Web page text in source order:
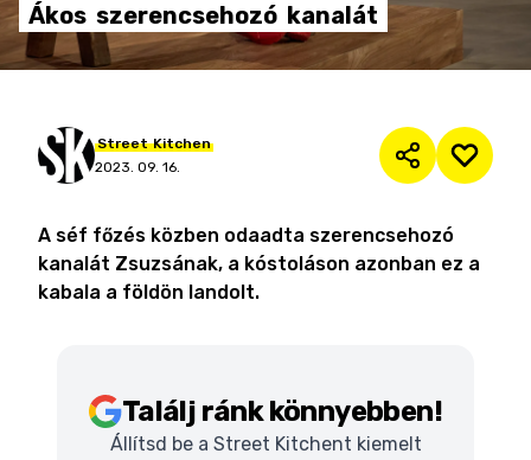
Ákos szerencsehozó kanalát
Street Kitchen
2023. 09. 16.
A séf főzés közben odaadta szerencsehozó
kanalát Zsuzsának, a kóstoláson azonban ez a
kabala a földön landolt.
Találj ránk könnyebben!
Állítsd be a Street Kitchent kiemelt